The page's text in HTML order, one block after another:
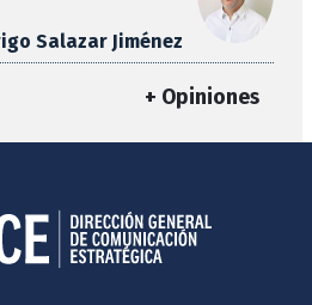
Salazar Jiménez
+ Opiniones